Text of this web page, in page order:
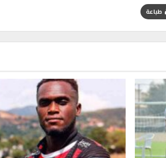
طباعة